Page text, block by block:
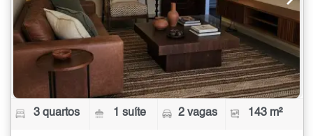
3 quartos 1 suíte 2 vagas 143 m²